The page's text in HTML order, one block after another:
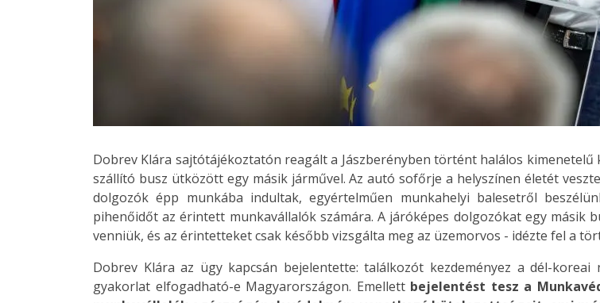
Dobrev Klára sajtótájékoztatón reagált a Jászberényben történt halálos
szállító busz ütközött egy másik járművel. Az autó sofőrje a helyszínen életét
dolgozók épp munkába indultak, egyértelműen munkahelyi balesetről
pihenőidőt az érintett munkavállalók számára. A járóképes dolgozókat egy másik
venniük, és az érintetteket csak később vizsgálta meg az üzemorvos - idézte fel a
Dobrev Klára az ügy kapcsán bejelentette: találkozót kezdeményez a dél-
gyakorlat elfogadható-e Magyarországon. Emellettbejelentést tesz a